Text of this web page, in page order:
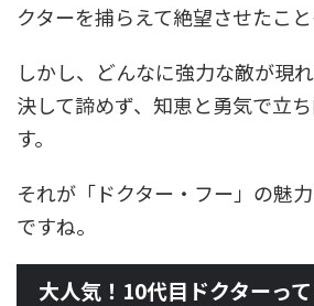
クターを捕らえて絶望させたこと
しかし、どんなに強力な敵が現
決して諦めず、知恵と勇気で立
す。
それが「ドクター・フー」の魅
ですね。
大人気！10代目ドクターっ